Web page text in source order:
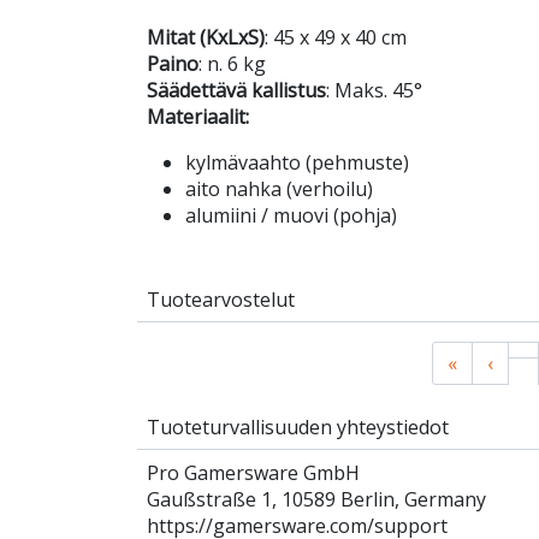
Mitat (KxLxS): 45 x 49 x 40 cm
Paino: n. 6 kg
Säädettävä kallistus: Maks. 45°
Materiaalit:
kylmävaahto (pehmuste)
aito nahka (verhoilu)
alumiini / muovi (pohja)
Tuotearvostelut
« ‹
Tuoteturvallisuuden yhteystiedot
Pro Gamersware GmbH
Gaußstraße 1, 10589 Berlin, Germany
https://gamersware.com/support